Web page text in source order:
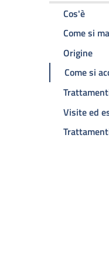
Cos'èdella
Come si
Origine
Come si
Visite ed